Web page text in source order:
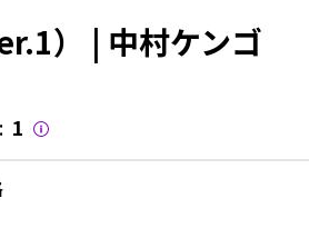
） | 中村ケンゴ
1